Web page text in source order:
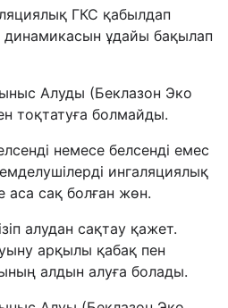
ГКС қабылдап
динамикасын ұдайы бақылап
Алуды (Беклазон Эко
тоқтатуға болмайды.
немесе белсенді емес
ингаляциялық
аса сақ болған жөн.
алудан сақтау қажет.
арқылы қабақ пен
алдын алуға болады.